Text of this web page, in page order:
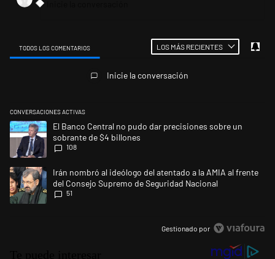
TODOS LOS COMENTARIOS LOS MÁS RECIENTES
Inicie la conversación
CONVERSACIONES ACTIVAS
Este listado muestra los artículos con más comentarios en los últimos
Un artículo de tendencia con el título "El Banco Central no pudo dar
El Banco Central no pudo dar precisiones sobre un
sobrante de $4 billones
108
Un artículo de tendencia con el título "Irán nombró al ideólogo del
Irán nombró al ideólogo del atentado a la AMIA al frente
del Consejo Supremo de Seguridad Nacional
51
Gestionado por